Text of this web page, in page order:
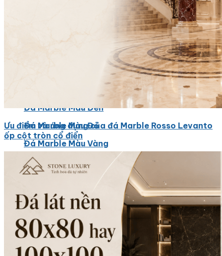
Đá Travertine
Đá Marble Màu Đen
Đá Marble Màu Đỏ
Đá Marble Màu Vàng
Đá Marble Màu Trắng
Đá Marble Màu Xanh
Đá Ốp
Đá Ốp Bàn Bếp Nhân Tạo​
Đá Ốp Mộ
Đá Ốp Cột
Ưu điểm và ứng dụng của đá Marble Rosso Levanto
ốp cột tròn cổ điển